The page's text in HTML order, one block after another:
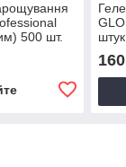
500 шт.
160